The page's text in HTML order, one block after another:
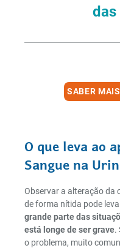
SABER
O que leva ao
Sangue na
Observar a alteração da
de forma nítida pode
grande parte das
está longe de ser grave.
o problema, muito